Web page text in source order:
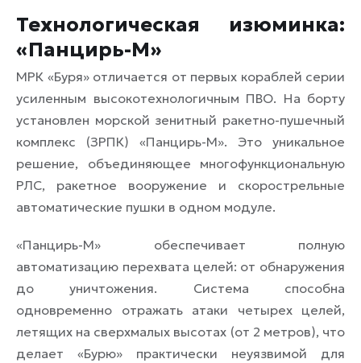
Технологическая изюминка:
«Панцирь-М»
МРК «Буря» отличается от первых кораблей серии
усиленным высокотехнологичным ПВО. На борту
установлен морской зенитный ракетно-пушечный
комплекс (ЗРПК) «Панцирь-М». Это уникальное
решение, объединяющее многофункциональную
РЛС, ракетное вооружение и скорострельные
автоматические пушки в одном модуле.
«Панцирь-М» обеспечивает полную
автоматизацию перехвата целей: от обнаружения
до уничтожения. Система способна
одновременно отражать атаки четырех целей,
летящих на сверхмалых высотах (от 2 метров), что
делает «Бурю» практически неуязвимой для